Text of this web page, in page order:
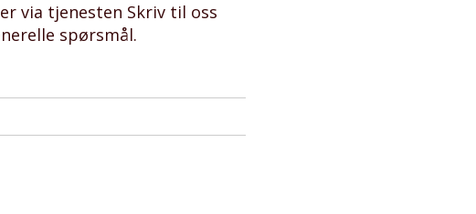
via tjenesten Skriv til oss
spørsmål.